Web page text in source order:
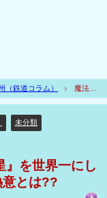
（鉄道コラム）
魔法の
をつけた社長の熱意とは??
未分類
』を世界一にし
意とは??